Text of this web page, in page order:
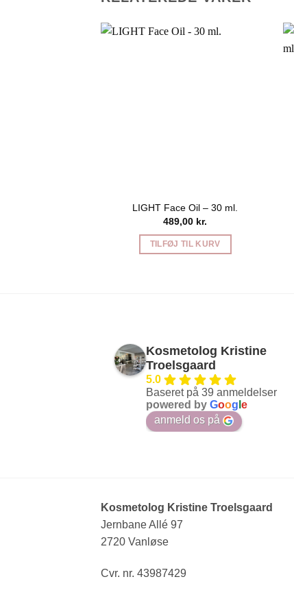
LIGHT Face Oil – 30 ml.
489,00 kr.
TILFØJ TIL KURV
Kosmetolog Kristine
Troelsgaard
5.0
Baseret på 39 anmeldelser
powered by Goog e
anmeld os på
Kosmetolog Kristine Troelsgaard
Jernbane Allé 97
2720 Vanløse
Cvr. nr. 43987429